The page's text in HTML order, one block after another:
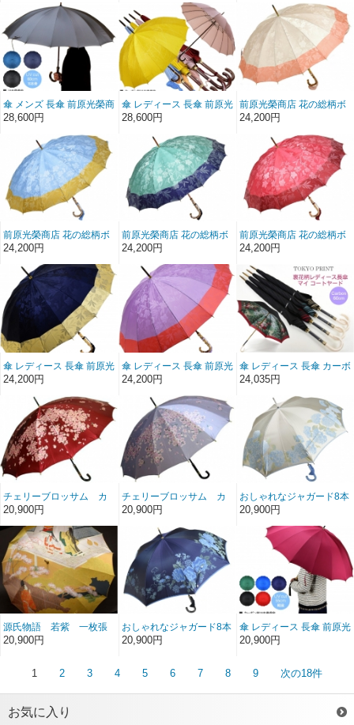
TRAD-16 LONG
CARBON 無地 前原傘 か
さ 皇室御用達前原光栄商
店製 紳士用 男
Florist フローリスト-
Carbon 婦人用 前原傘 か
さ 皇室御用達 前原光栄商
店製
65cm 8本骨 木製手元 紳
士用 かさ 男
傘 メンズ 長傘 前原光榮商
店 16本骨 雨傘 晴雨兼用
傘 NEW TRAD-16 無地 前
原傘 かさ 皇室御用達前原
光栄商店製 紳士用 男
28,600円
傘 レディース 長傘 前原光
榮商店 カーボン 16本骨
雨傘 ラインアート柄 ジャ
ガード EN えん カエデ手
元 婦人用 前原傘 かさ 皇
室御用達 前原光栄商店製
28,600円
前原光榮商店 花の総柄ボ
ーダージャガード婦人用
16本骨雨傘(ローズ)皇室
御用達前原光栄商店製
24,200円
前原光榮商店 花の総柄ボ
ーダージャガード婦人用
ー)皇室御用達前原光栄商
店製
24,200円
前原光榮商店 花の総柄ボ
ーダージャガード婦人用
ン)皇室御用達前原光栄商
店製
24,200円
前原光榮商店 花の総柄ボ
ーダージャガード婦人用
御用達前原光栄商店製
24,200円
傘 レディース 長傘 前原光
榮商店 16本骨 雨傘 花の
総柄 ボーダー ジャガード
フィオーレ Fiore ネイビ
ー 前原傘 かさ 婦人用 皇
室御用達 前原光栄商店製
24,200円
傘 レディース 長傘 前原光
榮商店 16本骨 雨傘 花の
総柄 ボーダー ジャガード
フィオーレ Fiore ラベン
ダー 前原傘 かさ 婦人用
皇室御用達 前原光栄商店
製
24,200円
傘 レディース 長傘 カーボ
ン８本骨 高級 雨傘 裏花柄
マイ コートヤード My
Courtyard 親骨60cm 手開
き 東京プリント TOKYO
PRINT 日本製 おしゃれ ブ
ランド Tokyo Made 婦人
女
24,035円
チェリーブロッサム カ
ーボン16本骨雨傘（エン
20,900円
チェリーブロッサム カ
ーボン16本骨雨傘（パー
20,900円
おしゃれなジャガード8本
骨長傘 絵おり 紫陽花/アジ
甲州織 日本製雨傘 レディ
ース 女
20,900円
源氏物語 若紫 一枚張
りカーボン16本骨雨傘
20,900円
おしゃれなジャガード8本
骨長傘 絵おり 薔薇と葡萄/
傘 レディース 女
20,900円
傘 レディース 長傘 前原光
榮商店 カーボン 16本骨
骨55cm 前原傘 匠 皇室御
ド かさ 女 送料無料
20,900円
1 2 3 4 5 6 7 8 9 次の18件
お気に入り